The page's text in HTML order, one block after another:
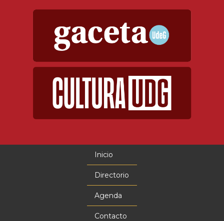
Inicio
Directorio
Agenda
Contacto